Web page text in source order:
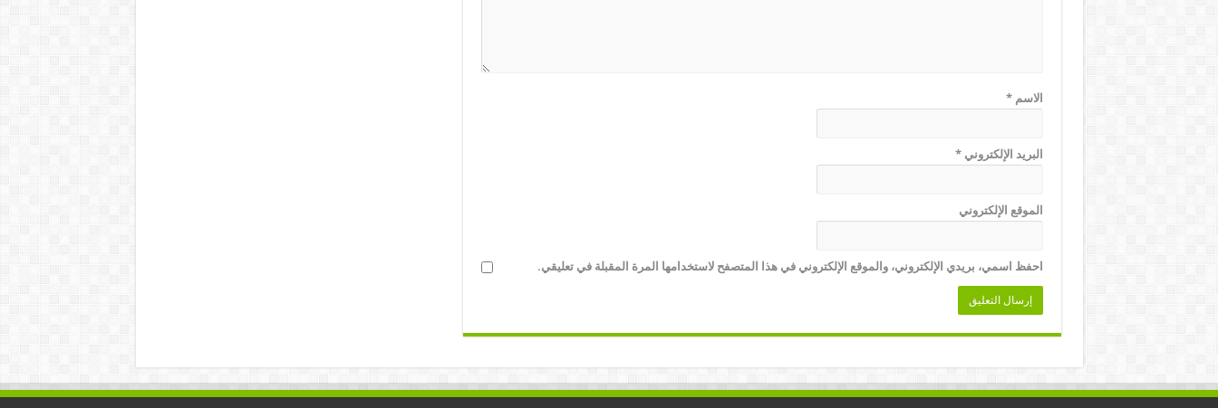
الاسم*
البريد الإلكتروني*
الموقع الإلكتروني
احفظ اسمي، بريدي الإلكتروني، والموقع الإلكتروني في هذا المتصفح لاستخدامها المرة المقبلة في تعليقي.